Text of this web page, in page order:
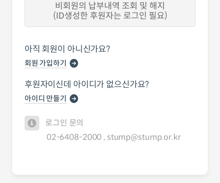
비회원의 납부내역 조회 및 해지
(ID생성한 후원자는 로그인 필요)
아직 회원이 아니신가요?
회원 가입하기
후원자이신데 아이디가 없으신가요?
아이디 만들기
로그인 문의
02-6408-2000 , stump@stump.or.kr